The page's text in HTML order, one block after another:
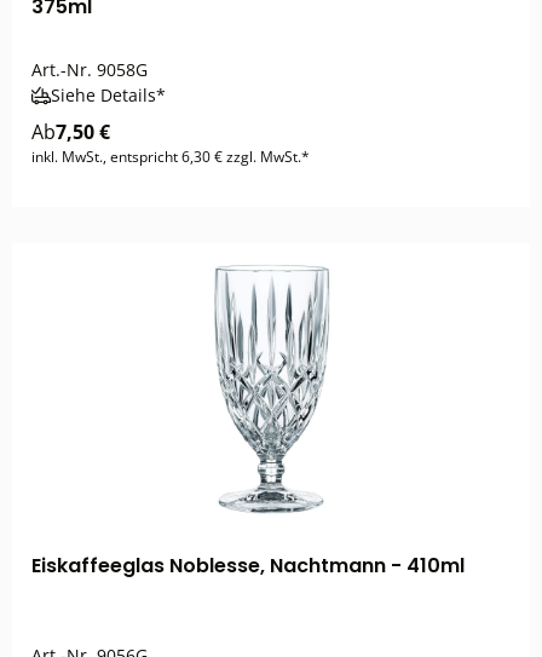
375ml
Art.-Nr. 9058G
Siehe Details*
Ab7,50 €
inkl. MwSt., entspricht 6,30 € zzgl. MwSt.*
Eiskaffeeglas Noblesse, Nachtmann - 410ml